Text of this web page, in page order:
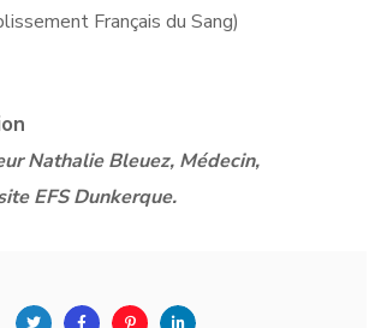
Français du Sang)
Nathalie Bleuez, Médecin,
EFS Dunkerque.